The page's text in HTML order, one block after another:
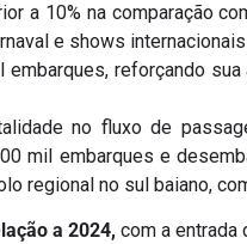
a 10% na comparação
e shows
reforçando
no fluxo de
mil embarques e
regional no sul baiano,
a 2024, com a entrada